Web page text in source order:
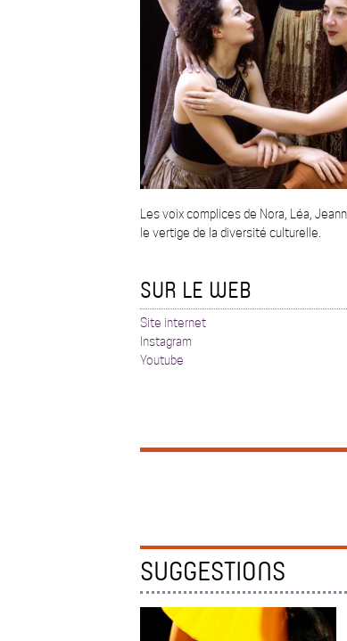
Les voix complices de Nora, Léa,
le vertige de la diversité culturelle.
SUR LE WEB
Site internet
Instagram
Youtube
SUGGESTIONS